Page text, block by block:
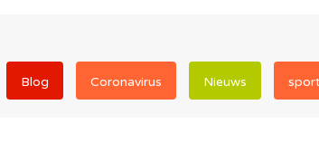
Blog Coronavirus Nieuws